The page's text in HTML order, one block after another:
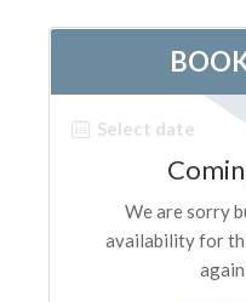
San
Opificio
Museo
Boboli
The